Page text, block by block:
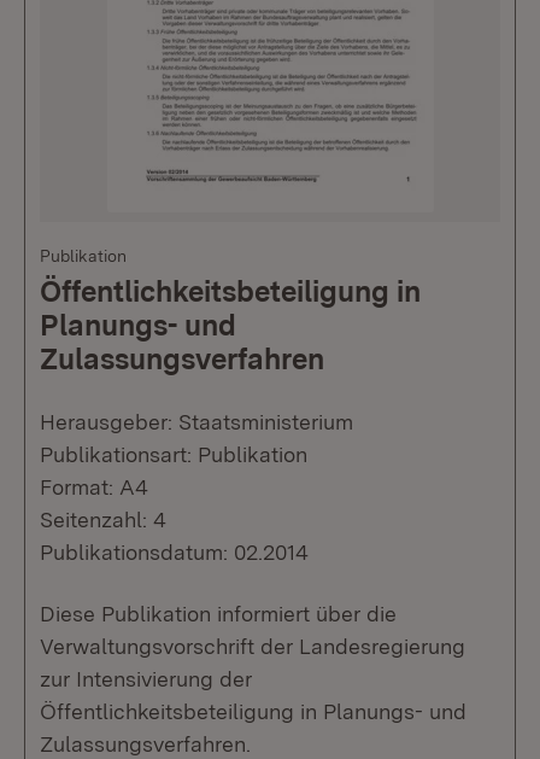
Publikation
Öffentlichkeitsbeteiligung in
Planungs- und
Zulassungsverfahren
Herausgeber: Staatsministerium
Publikationsart: Publikation
Format: A4
Seitenzahl: 4
Publikationsdatum: 02.2014
Diese Publikation informiert über die
Verwaltungsvorschrift der Landesregierung
zur Intensivierung der
Öffentlichkeitsbeteiligung in Planungs- und
Zulassungsverfahren.